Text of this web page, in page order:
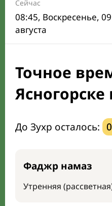
Время Сухура и
Календарь рамадана
Направление киблы
Сейчас
08:45, Воскресенье, 09
августа
Точное
Ясногорске
До Зухр осталось:
Фаджр намаз
Утренняя